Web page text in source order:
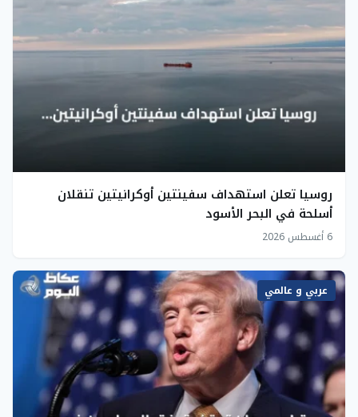
روسيا تعلن استهداف سفينتين أوكرانيتين تنقلان
أسلحة في البحر الأسود
6 أغسطس 2026
عربي و عالمي